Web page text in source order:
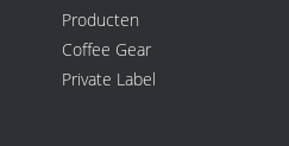
Producten
Coffee Gear
Private Label